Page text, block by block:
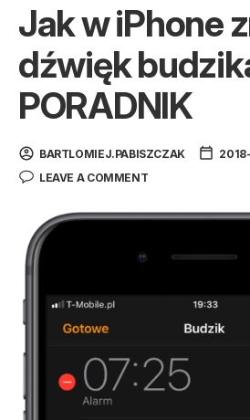
Jak w iPhone
dźwięk
PORADNIK
BARTLOMIEJ.PABISZCZAK
LEAVE A COMMENT